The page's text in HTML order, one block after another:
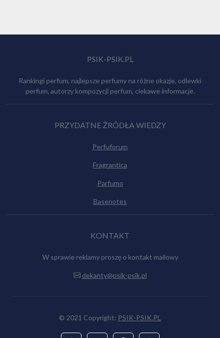
PSIK-PSIK.PL
Rankingi perfum, najlepsze perfumy na różne okazje, odlewki
perfum, autorzy kompozycji perfum, ciekawe informacje.
PRZYDATNE ŻRÓDŁA WIEDZY
Perfuforum
Fragrantica
Parfumo
Basenotes
KONTAKT
W sprawie reklamy proszę o kontakt mailowy
dekanty@psik-psik.pl
© 2021 Copyright: PSIK-PSIK.PL